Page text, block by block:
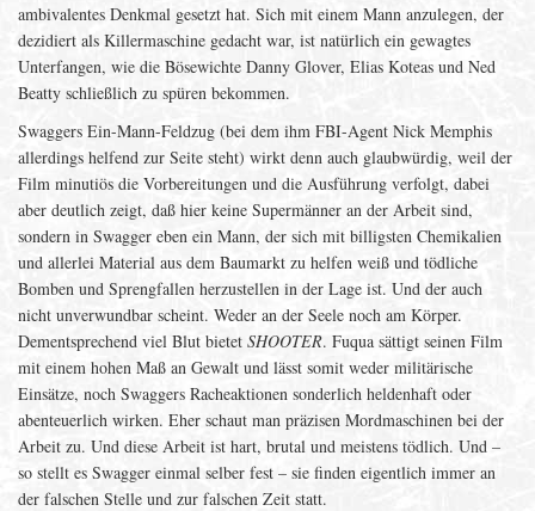
ambivalentes Denkmal gesetzt hat. Sich mit einem Mann anzulegen, der
dezidiert als Killermaschine gedacht war, ist natürlich ein gewagtes
Unterfangen, wie die Bösewichte Danny Glover, Elias Koteas und Ned
Beatty schließlich zu spüren bekommen.
Swaggers Ein-Mann-Feldzug (bei dem ihm FBI-Agent Nick Memphis
allerdings helfend zur Seite steht) wirkt denn auch glaubwürdig, weil der
Film minutiös die Vorbereitungen und die Ausführung verfolgt, dabei
aber deutlich zeigt, daß hier keine Supermänner an der Arbeit sind,
sondern in Swagger eben ein Mann, der sich mit billigsten Chemikalien
und allerlei Material aus dem Baumarkt zu helfen weiß und tödliche
Bomben und Sprengfallen herzustellen in der Lage ist. Und der auch
nicht unverwundbar scheint. Weder an der Seele noch am Körper.
Dementsprechend viel Blut bietet SHOOTER. Fuqua sättigt seinen Film
mit einem hohen Maß an Gewalt und lässt somit weder militärische
Einsätze, noch Swaggers Racheaktionen sonderlich heldenhaft oder
abenteuerlich wirken. Eher schaut man präzisen Mordmaschinen bei der
Arbeit zu. Und diese Arbeit ist hart, brutal und meistens tödlich. Und –
so stellt es Swagger einmal selber fest – sie finden eigentlich immer an
der falschen Stelle und zur falschen Zeit statt.